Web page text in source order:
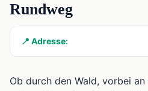
Rundweg
📍 Adresse:
Ob durch den Wald, vorbei an